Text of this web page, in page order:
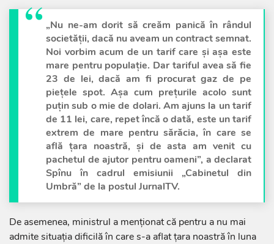
„Nu ne-am dorit să creăm panică în rândul
societății, dacă nu aveam un contract semnat.
Noi vorbim acum de un tarif care și așa este
mare pentru populație. Dar tariful avea să fie
23 de lei, dacă am fi procurat gaz de pe
piețele spot. Așa cum prețurile acolo sunt
puțin sub o mie de dolari. Am ajuns la un tarif
de 11 lei, care, repet încă o dată, este un tarif
extrem de mare pentru sărăcia, în care se
află țara noastră, și de asta am venit cu
pachetul de ajutor pentru oameni”, a declarat
Spînu în cadrul emisiunii „Cabinetul din
Umbră” de la postul JurnalTV.
De asemenea, ministrul a menționat că pentru a nu mai
admite situația dificilă în care s-a aflat țara noastră în luna